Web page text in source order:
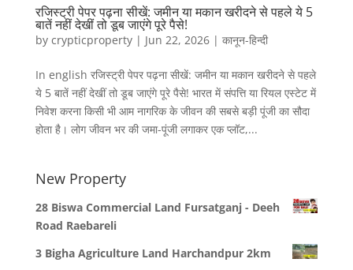
रजिस्ट्री पेपर पढ़ना सीखें: जमीन या मकान खरीदने से पहले ये 5
बातें नहीं देखीं तो डूब जाएंगे पूरे पैसे!
by crypticproperty| Jun 22, 2026| कानून-हिन्दी
In english रजिस्ट्री पेपर पढ़ना सीखें: जमीन या मकान खरीदने से पहले
ये 5 बातें नहीं देखीं तो डूब जाएंगे पूरे पैसे! भारत में संपत्ति या रियल एस्टेट में
निवेश करना किसी भी आम नागरिक के जीवन की सबसे बड़ी पूंजी का सौदा
होता है। लोग जीवन भर की जमा-पूंजी लगाकर एक प्लॉट,...
New Property
28 Biswa Commercial Land Fursatganj - Deeh
Road Raebareli
3 Bigha Agriculture Land Harchandpur 2km